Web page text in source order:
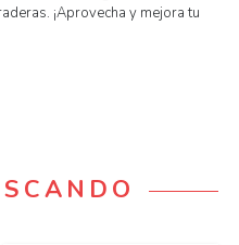
¡Aprovecha y mejora tu